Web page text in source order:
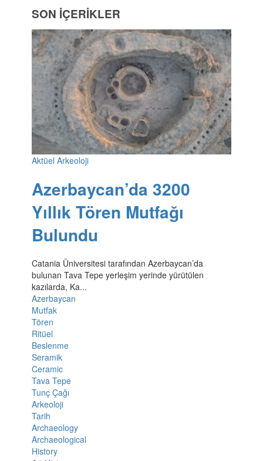
SON İÇERİKLER
Aktüel Arkeoloji
Azerbaycan’da 3200
Yıllık Tören Mutfağı
Bulundu
Catania Üniversitesi tarafından Azerbaycan’da
bulunan Tava Tepe yerleşim yerinde yürütülen
kazılarda, Ka...
Azerbaycan
Mutfak
Tören
Ritüel
Beslenme
Seramik
Ceramic
Tava Tepe
Tunç Çağı
Arkeoloji
Tarih
Archaeology
Archaeological
History